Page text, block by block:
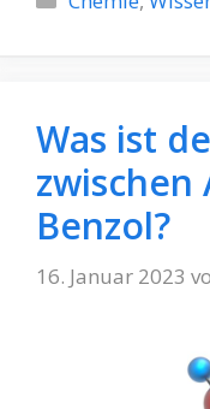
Was ist
zwischen
Benzol?
16. Januar 2023